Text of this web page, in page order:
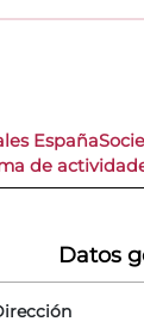
España
de
Datos